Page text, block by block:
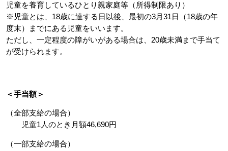
児童を養育しているひとり親家庭等（所得制限あり）
※児童とは、18歳に達する日以後、最初の3月31日（18歳の年
度末）までにある児童をいいます。
ただし、一定程度の障がいがある場合は、20歳未満まで手当て
が受けられます。
＜手当額＞
（全部支給の場合）
児童1人のとき月額46,690円
（一部支給の場合）